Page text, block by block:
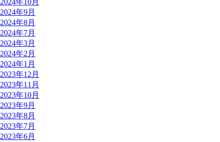
2024年10月
2024年9月
2024年8月
2024年7月
2024年3月
2024年2月
2024年1月
2023年12月
2023年11月
2023年10月
2023年9月
2023年8月
2023年7月
2023年6月